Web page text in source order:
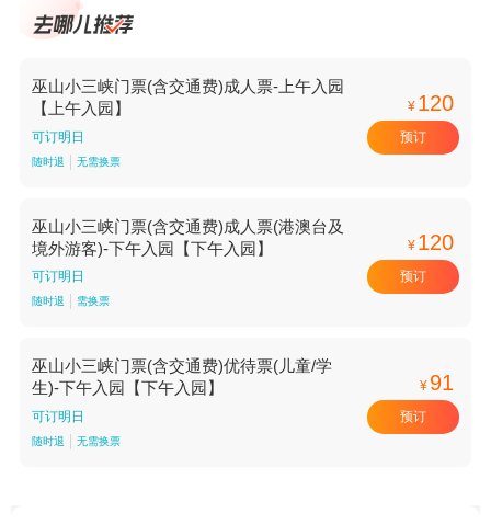
巫山小三峡门票(含交通费)成人票-上午入园
【上午入园】
可订明日
随时退 无需换票
¥ 120
预订
巫山小三峡门票(含交通费)成人票(港澳台及
境外游客)-下午入园【下午入园】
可订明日
随时退 需换票
¥ 120
预订
巫山小三峡门票(含交通费)优待票(儿童/学
生)-下午入园【下午入园】
可订明日
随时退 无需换票
¥ 91
预订